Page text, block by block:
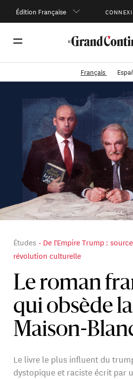
Édition Française
Français
Le roman
qui obsède la
Maison-
Études
De l'Empire Trump :
révolution culturelle
Le livre le plus influent du
dystopique et raciste écrit par